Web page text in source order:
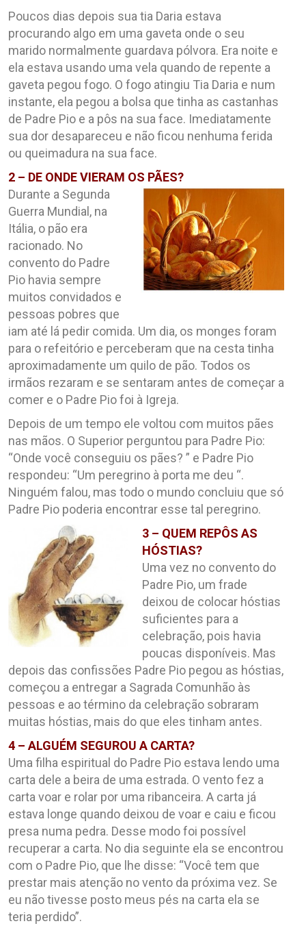
Poucos dias depois sua tia Daria estava
procurando algo em uma gaveta onde o seu
marido normalmente guardava pólvora. Era noite e
ela estava usando uma vela quando de repente a
gaveta pegou fogo. O fogo atingiu Tia Daria e num
instante, ela pegou a bolsa que tinha as castanhas
de Padre Pio e a pôs na sua face. Imediatamente
sua dor desapareceu e não ficou nenhuma ferida
ou queimadura na sua face.
2 – DE ONDE VIERAM OS PÃES?
Durante a Segunda
Guerra Mundial, na
Itália, o pão era
racionado. No
convento do Padre
Pio havia sempre
muitos convidados e
pessoas pobres que
iam até lá pedir comida. Um dia, os monges foram
para o refeitório e perceberam que na cesta tinha
aproximadamente um quilo de pão. Todos os
irmãos rezaram e se sentaram antes de começar a
comer e o Padre Pio foi à Igreja.
Depois de um tempo ele voltou com muitos pães
nas mãos. O Superior perguntou para Padre Pio:
“Onde você conseguiu os pães? ” e Padre Pio
respondeu: “Um peregrino à porta me deu “.
Ninguém falou, mas todo o mundo concluiu que só
Padre Pio poderia encontrar esse tal peregrino.
3 – QUEM REPÔS AS
HÓSTIAS?
Uma vez no convento do
Padre Pio, um frade
deixou de colocar hóstias
suficientes para a
celebração, pois havia
poucas disponíveis. Mas
depois das confissões Padre Pio pegou as hóstias,
começou a entregar a Sagrada Comunhão às
pessoas e ao término da celebração sobraram
muitas hóstias, mais do que eles tinham antes.
4 – ALGUÉM SEGUROU A CARTA?
Uma filha espiritual do Padre Pio estava lendo uma
carta dele a beira de uma estrada. O vento fez a
carta voar e rolar por uma ribanceira. A carta já
estava longe quando deixou de voar e caiu e ficou
presa numa pedra. Desse modo foi possível
recuperar a carta. No dia seguinte ela se encontrou
com o Padre Pio, que lhe disse: “Você tem que
prestar mais atenção no vento da próxima vez. Se
eu não tivesse posto meus pés na carta ela se
teria perdido”.